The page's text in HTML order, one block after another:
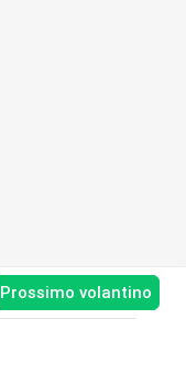
Prossimo volantino